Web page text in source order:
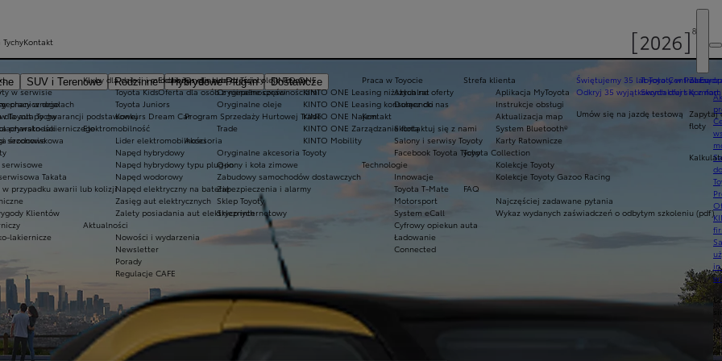
SUV i Terenowe Rodzinne Hybrydowe Plug-in
Dostawcze
Ekobonus dla hybryd Toyoty
Oferta dla osób z niepełnosprawnościami
Świętujemy 35 lat Toyoty w Polsce
Odkryj 35 wyjątkowych ofert
Umów się na jazdę testową
Kluby dla dzieci i młodzieży
Toyota Kids
Toyota Juniors
Konkurs Dream Car
Elektromobilność
Lider elektromobilności
Napęd hybrydowy
Napęd hybrydowy typu plug-in
Napęd wodorowy
Napęd elektryczny na baterię
Zasięg aut elektrycznych
Zalety posiadania aut elektrycznych
Aktualności
Nowości i wydarzenia
Newsletter
Porady
Regulacje CAFE
Praca w Toyocie
Aktualne oferty
Dołącz do nas
Kontakt
Skontaktuj się z nami
Salony i serwisy Toyoty
Facebook Toyota Tychy
Technologie
Innowacje
Toyota T-Mate
Motorsport
System eCall
Cyfrowy opiekun auta
Ładowanie
Connected
Toyota Central
Skontaktuj się z
KINTO ONE
KINTO ONE Leasing niższych rat
KINTO ONE Leasing konsumencki
KINTO ONE Najem
KINTO ONE Zarządzanie flotą
KINTO Mobility
Komfort
Zapytaj
floty
w serwisie
dla aut po gwarancji podstawowej
lakierniczego
sezonowe
serwisowe
Takata
w przypadku awarii lub kolizji
Klientów
lakiernicze
Oryginalne części i oleje Toyoty
Oryginalne części
Oryginalne oleje
Program Sprzedaży Hurtowej Trade
Trade
Akcesoria
Oryginalne akcesoria Toyoty
Opony i koła zimowe
Zabudowy samochodów dostawczych
Zabezpieczenia i alarmy
Sklep Toyoty
Sklep internetowy
Strefa klienta
Aplikacja MyToyota
Instrukcje obsługi
Aktualizacja map
System Bluetooth®
Karty Ratownicze
Toyota Collection
Kolekcje Toyoty
Kolekcje Toyoty Gazoo Racing
FAQ
Najczęściej zadawane pytania
Wykaz wydanych zaświadczeń o odbytym szkoleniu (pdf)
Tychy
pracy w działach
Toyota Tychy
prywatności
środowiskowa
Kontakt